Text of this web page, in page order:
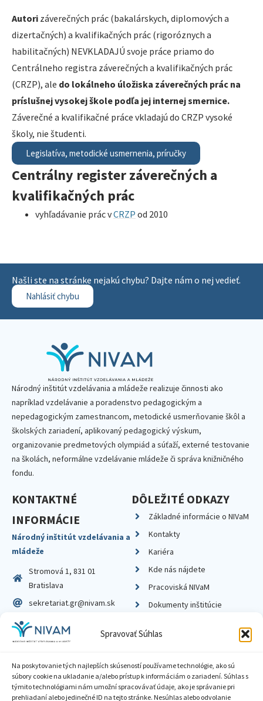
Spravovať Súhlas
Na poskytovanie tých najlepších skúseností používame technológie, ako sú
súbory cookie na ukladanie a/alebo prístup k informáciám o zariadení. Súhlas s
týmito technológiami nám umožní spracovávať údaje, ako je správanie pri
prehliadaní alebo jedinečné ID na tejto stránke. Nesúhlas alebo odvolanie
Autori záverečných prác (bakalárskych, diplomových a
dizertačných) a kvalifikačných prác (rigoróznych a
habilitačných) NEVKLADAJÚ svoje práce priamo do
Centrálneho registra záverečných a kvalifikačných prác
(CRZP), ale do lokálneho úložiska záverečných prác na
príslušnej vysokej škole podľa jej internej smernice.
Záverečné a kvalifikačné práce vkladajú do CRZP vysoké
školy, nie študenti.
Legislatíva, metodické usmernenia, príručky
Centrálny register záverečných a
kvalifikačných prác
vyhľadávanie prác vCRZP od 2010
Našli ste na stránke nejakú chybu? Dajte nám o nej vedieť.
Nahlásiť chybu
Národný inštitút vzdelávania a mládeže realizuje činnosti ako
napríklad vzdelávanie a poradenstvo pedagogickým a
nepedagogickým zamestnancom, metodické usmerňovanie škôl a
školských zariadení, aplikovaný pedagogický výskum,
organizovanie predmetových olympiád a súťaží, externé testovanie
na školách, neformálne vzdelávanie mládeže či správa knižničného
fondu.
KONTAKTNÉ
INFORMÁCIE
Národný inštitút vzdelávania a
mládeže
Stromová 1, 831 01
Bratislava
sekretariat.gr@nivam.sk
IČO: 00164348
DIČ: 2020798714
DÔLEŽITÉ ODKAZY
Základné informácie o NIVaM
Kontakty
Kariéra
Kde nás nájdete
Pracoviská NIVaM
Dokumenty inštitúcie